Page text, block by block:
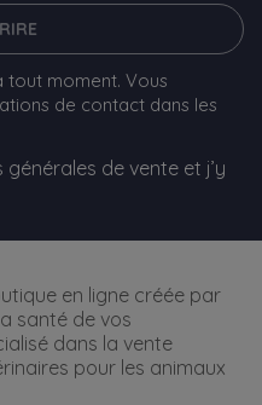
tout moment. Vous
de contact dans les
de vente et j’y
en ligne créée par
santé de vos
dans la vente
pour les animaux